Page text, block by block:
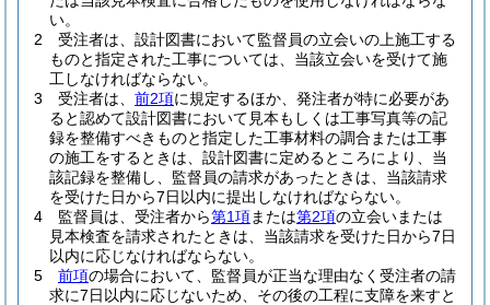
い。
2
受注者は、設計図書において監督員の立会いの上施工する
ものと指定された工事については、当該立会いを受けて施
工しなければならない。
3
受注者は、 前2項に規定するほか、発注者が特に必要があ
ると認めて設計図書において見本もしくは工事写真等の記
録を整備すべきものと指定した工事材料の調合または工事
の施工をするときは、設計図書に定めるところにより、当
該記録を整備し、監督員の請求があったときは、当該請求
を受けた日から7日以内に提出しなければならない。
4
監督員は、受注者から第1項または第2項の立会いまたは
見本検査を請求されたときは、当該請求を受けた日から7日
以内に応じなければならない。
5
前項の場合において、監督員が正当な理由なく受注者の請
求に7日以内に応じないため、その後の工程に支障を来すと